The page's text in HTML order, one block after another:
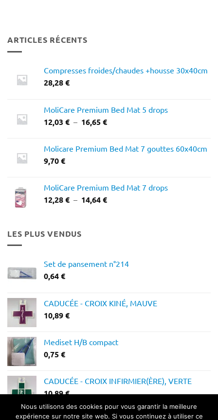
ARTICLES RÉCENTS
Compresses froides/chaudes +housse 30x40cm
28,28€
MoliCare Premium Bed Mat 5 drops
12,03 € – 16,65€Plage
12,03 €
Molicare Premium Bed Mat 7 gouttes 60x40cm
9,70€
MoliCare Premium Bed Mat 7 drops
12,28€ – 14,64€Plage
LES PLUS VENDUS
Set de pansement n°214
0,64€
CADUCÉE - CROIX KINÉ, MAUVE
10,89€
Mediset H/B compact
0,75€
CADUCÉE - CROIX INFIRMIER(ÈRE), VERTE
10,89€
Nous utilisons des cookies pour vous garantir la meilleure
expérience sur notre site web. Si vous continuez à utiliser ce